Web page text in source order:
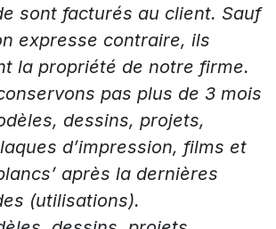
sont facturés au client. Sauf
expresse contraire, ils
la propriété de notre firme.
pas plus de 3 mois
dessins, projets,
d’impression, films et
après la dernières
(utilisations).